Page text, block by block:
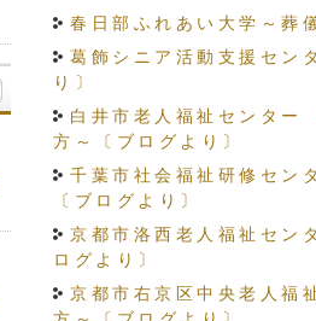
春日部ふれあい大学～葬
葛飾シニア活動支援セン
り〕
白井市老人福祉センター
方～〔ブログより〕
千葉市社会福祉研修セン
〔ブログより〕
京都市洛西老人福祉セン
ログより〕
京都市右京区中央老人